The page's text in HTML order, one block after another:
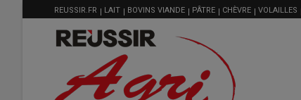
MENU
FILIÈRE
REUSSIR.FR LAIT BOVINS VIANDE PÂTRE CHÈVRE VOLAILLES